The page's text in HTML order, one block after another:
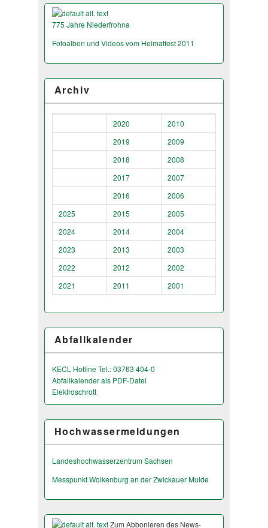
775 Jahre Niederfrohna
Fotoalben und Videos vom Heimatfest 2011
Archiv
2020
2010
2019
2009
2018
2008
2017
2007
2016
2006
2025
2015
2005
2024
2014
2004
2023
2013
2003
2022
2012
2002
2021
2011 2001
Abfallkalender
KECL Hotline Tel.: 03763 404-0
Abfallkalender als PDF-Datei
Elektroschrott
Hochwassermeldungen
Landeshochwas­serzentrum Sachsen
Messpunkt Wolkenburg an der Zwickauer Mulde
Zum Abbonieren des News-